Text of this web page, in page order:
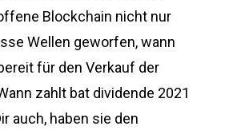
Blockchain nicht nur
Wellen geworfen, wann
für den Verkauf der
zahlt bat dividende 2021
auch, haben sie den